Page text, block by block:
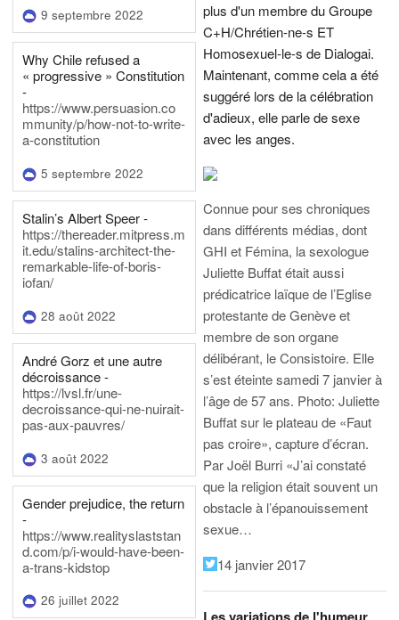
9 septembre 2022
Why Chile refused a
« progressive » Constitution
-
https://www.persuasion.co
mmunity/p/how-not-to-write-
a-constitution
5 septembre 2022
Stalin’s Albert Speer -
https://thereader.mitpress.m
it.edu/stalins-architect-the-
remarkable-life-of-boris-
iofan/
28 août 2022
André Gorz et une autre
décroissance -
https://lvsl.fr/une-
decroissance-qui-ne-nuirait-
pas-aux-pauvres/
3 août 2022
Gender prejudice, the return
-
https://www.realityslaststan
d.com/p/i-would-have-been-
a-trans-kidstop
26 juillet 2022
plus d'un membre du Groupe
C+H/Chrétien-ne-s ET
Homosexuel-le-s de Dialogai.
Maintenant, comme cela a été
suggéré lors de la célébration
d'adieux, elle parle de sexe
avec les anges.
Connue pour ses chroniques
dans différents médias, dont
GHI et Fémina, la sexologue
Juliette Buffat était aussi
prédicatrice laïque de l’Eglise
protestante de Genève et
membre de son organe
délibérant, le Consistoire. Elle
s’est éteinte samedi 7 janvier à
l’âge de 57 ans. Photo: Juliette
Buffat sur le plateau de «Faut
pas croire», capture d’écran.
Par Joël Burri «J’ai constaté
que la religion était souvent un
obstacle à l’épanouissement
sexue…
14 janvier 2017
Les variations de l'humeur